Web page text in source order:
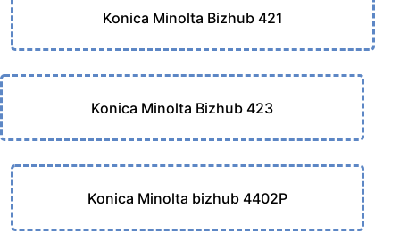
Konica Minolta Bizhub 421
Konica Minolta Bizhub 423
Konica Minolta bizhub 4402P